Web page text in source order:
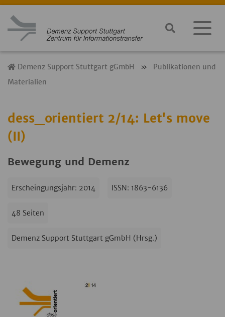
Demenz Support Stuttgart gGmbH »
Publikationen und
Materialien
dess_orientiert 2/14: Let's move
(II)
Bewegung und Demenz
Erscheingungsjahr: 2014 ISSN: 1863-6136
48 Seiten
Demenz Support Stuttgart gGmbH (Hrsg.)